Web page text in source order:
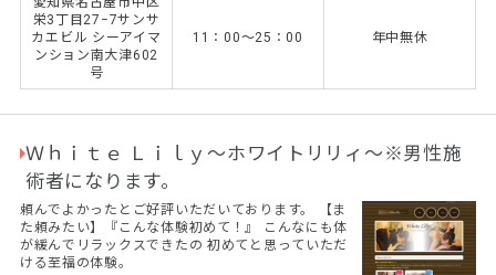
栄3丁目27−7サンサ
カエビル シーアイマ
ンション南大津602
号
11：00〜25：00 年中無休
Ｗｈｉｔｅ Ｌｉｌｙ～ホワイトリリィ～※男性施
術者になります。
頼んでよかったとご好評いただいております。 【ま
た頼みたい】『こんな体験初めて！』 こんなにも体
が緩んでリラックスできたの 初めてと思っていただ
ける至福の体験。